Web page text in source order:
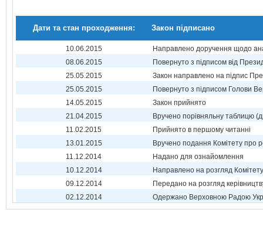
Дати та стан проходження: Закон підписано
10.06.2015
Направлено доручення щодо
08.06.2015
Повернуто з підписом від
25.05.2015
Закон направлено на підпис
25.05.2015
Повернуто з підписом Голови
14.05.2015
Закон прийнято
21.04.2015
Вручено порівняльну таблицю
11.02.2015
Прийнято в першому читанні
13.01.2015
Вручено подання Комітету про
11.12.2014
Надано для ознайомлення
10.12.2014
Направлено на розгляд Комітету
09.12.2014
Передано на розгляд
02.12.2014
Одержано Верховною Радою